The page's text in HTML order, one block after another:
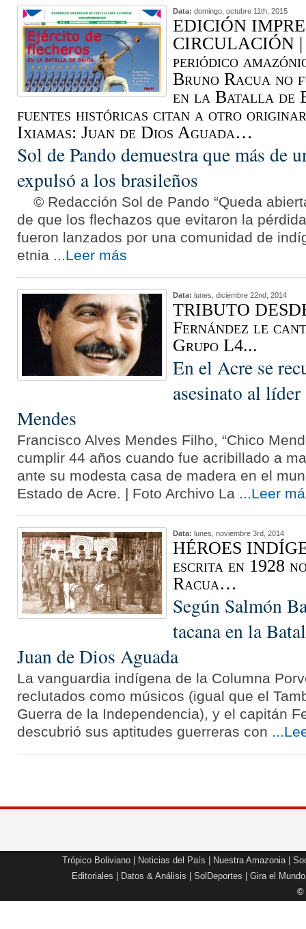
Data: domingo, octubre 11th, 2015
EDICIÓN
CIRCULACIÓN
periódico
Bruno Racua no
en la Batalla de
fuentes históricas citan a otro
Ixiamas: Juan de Dios Aguada…
Sol de Pando demuestra que más de
expulsó a los brasileños
© Redacción Sol de Pando “Queda
de que los flechazos que evitaron la
fueron lanzados por una comunidad de
etnia ...Leer más
Data: lunes, diciembre 22nd, 2014
TRIBUTO
Fernández le
Grupo L4...
En el Acre se
asesinato al
Mendes
Francisco Alves Mendes Filho, “Chico
cumplir 44 años cuando fue acribillado a
ante su modesta casa de madera en el
Estado de Acre. | Foto Archivo La ...Leer
Data: lunes, noviembre 3rd, 2014
HÉROES
escrita en 1928
Racua…
Según Salmón
tacana en la
Juan de Dios Aguada
La vanguardia indígena de la Columna
reclutados como músicos (igual que el
Guerra de la Independencia), y el capitán
descubrió sus aptitudes guerreras con
Trópico Boliviano Noticias del País Nuestra Amazonia|
Editoriales
Datos & Análisis SolDeportes Gira el Mundo
©